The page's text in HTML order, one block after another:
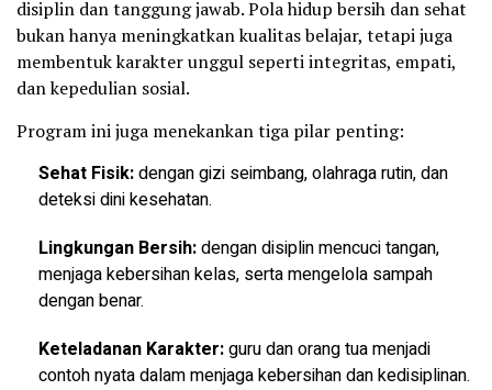
disiplin dan tanggung jawab. Pola hidup bersih dan sehat
bukan hanya meningkatkan kualitas belajar, tetapi juga
membentuk karakter unggul seperti integritas, empati,
dan kepedulian sosial.
Program ini juga menekankan tiga pilar penting:
Sehat Fisik:dengan gizi seimbang, olahraga rutin, dan
deteksi dini kesehatan.
Lingkungan Bersih:dengan disiplin mencuci tangan,
menjaga kebersihan kelas, serta mengelola sampah
dengan benar.
Keteladanan Karakter:guru dan orang tua menjadi
contoh nyata dalam menjaga kebersihan dan kedisiplinan.